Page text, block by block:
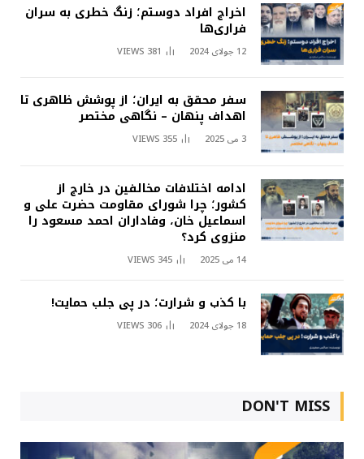
اخراج افراد دوستم؛ زنگ خطری به سران
فراری‌ها
12 جولای 2024 381
VIEWS
سفر محقق به ایران؛ از پوشش ظاهری تا
اهداف پنهان – نگاهی مختصر
3 می 2025 355
VIEWS
ادامه اختلافات مخالفین در خارج از
کشور؛ چرا شورای مقاومت حضرت علی و
اسماعیل خان، وفاداران احمد مسعود را
منزوی کرد؟
14 می 2025 345
VIEWS
با کذب و شرارت؛ در پی جلب حمایت!
18 جولای 2024 306
VIEWS
DON'T MISS